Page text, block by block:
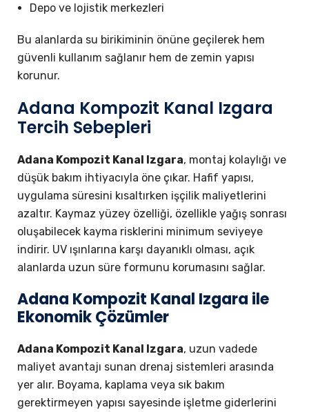
Depo ve lojistik merkezleri
Bu alanlarda su birikiminin önüne geçilerek hem
güvenli kullanım sağlanır hem de zemin yapısı
korunur.
Adana Kompozit Kanal Izgara
Tercih Sebepleri
Adana Kompozit Kanal Izgara, montaj kolaylığı ve
düşük bakım ihtiyacıyla öne çıkar. Hafif yapısı,
uygulama süresini kısaltırken işçilik maliyetlerini
azaltır. Kaymaz yüzey özelliği, özellikle yağış sonrası
oluşabilecek kayma risklerini minimum seviyeye
indirir. UV ışınlarına karşı dayanıklı olması, açık
alanlarda uzun süre formunu korumasını sağlar.
Adana Kompozit Kanal Izgara ile
Ekonomik Çözümler
Adana Kompozit Kanal Izgara, uzun vadede
maliyet avantajı sunan drenaj sistemleri arasında
yer alır. Boyama, kaplama veya sık bakım
gerektirmeyen yapısı sayesinde işletme giderlerini